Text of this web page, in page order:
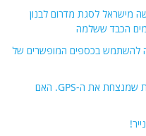
מישראל לסגת מדרום לבנון
הכבד ששלמה
להשתמש בכספים המופשרים של
טיל ה-DART האוקראיני: פשטות טכנולוגית שמנצחת את ה-GPS. האם